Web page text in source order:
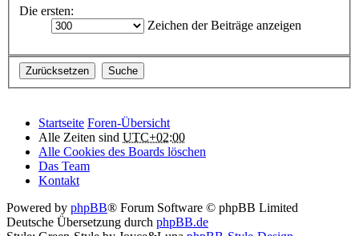
Die ersten:
Zeichen der Beiträge anzeigen
Startseite Foren-Übersicht
Alle Zeiten sind UTC+02:00
Alle Cookies des Boards löschen
Das Team
Kontakt
Powered by phpBB® Forum Software © phpBB Limited
Deutsche Übersetzung durch phpBB.de